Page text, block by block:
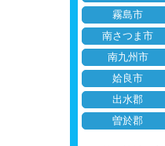
霧島市
南さつま市
南九州市
姶良市
出水郡
曽於郡